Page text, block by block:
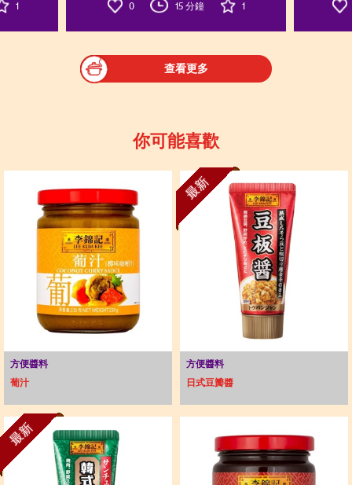
1 0 15 分鐘 1
查看更多
你可能喜歡
方便醬料
葡汁
最新
方便醬料
日式豆瓣醬
最新